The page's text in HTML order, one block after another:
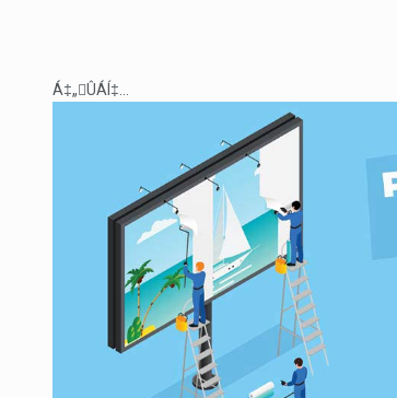
Á‡„ÛÁÍ‡...